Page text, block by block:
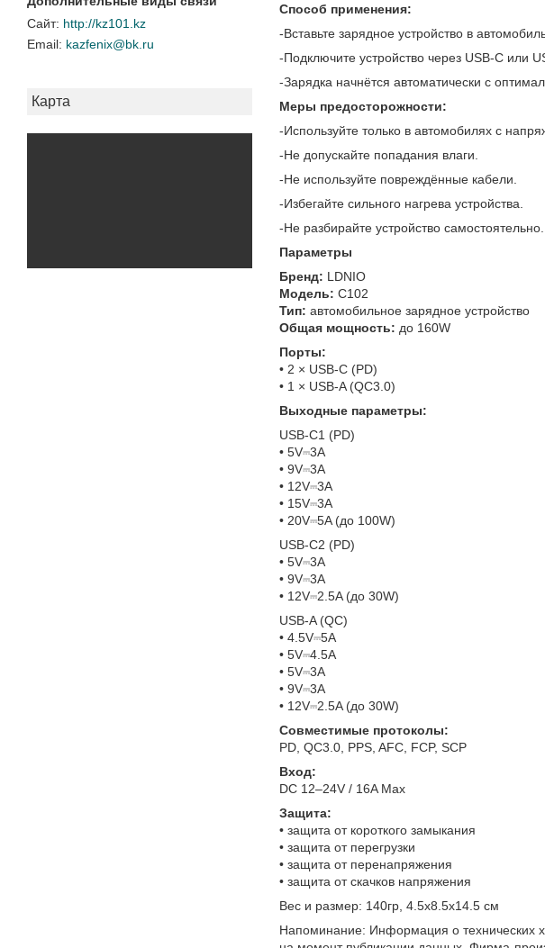
http://kz101.kz
kazfenix@bk.ru
Карта
Способ применения:
-Вставьте зарядное устройство в
-Подключите устройство через USB-C или
-Зарядка начнётся автоматически с
Меры предосторожности:
-Используйте только в автомобилях с
-Не допускайте попадания влаги.
-Не используйте повреждённые кабели.
-Избегайте сильного нагрева устройства.
-Не разбирайте устройство самостоятельно..
Параметры
Бренд: LDNIO
Модель: C102
Тип: автомобильное зарядное устройство
Общая мощность: до 160W
Порты:
• 2 × USB-C (PD)
• 1 × USB-A (QC3.0)
Выходные параметры:
USB-C1 (PD)
• 5V⎓3A
• 9V⎓3A
• 12V⎓3A
• 15V⎓3A
• 20V⎓5A (до 100W)
USB-C2 (PD)
• 5V⎓3A
• 9V⎓3A
• 12V⎓2.5A (до 30W)
USB-A (QC)
• 4.5V⎓5A
• 5V⎓4.5A
• 5V⎓3A
• 9V⎓3A
• 12V⎓2.5A (до 30W)
Совместимые протоколы:
PD, QC3.0, PPS, AFC, FCP, SCP
Вход:
DC 12–24V / 16A Max
Защита:
• защита от короткого замыкания
• защита от перегрузки
• защита от перенапряжения
• защита от скачков напряжения
Вес и размер: 140гр, 4.5х8.5х14.5 см
Напоминание: Информация о технических